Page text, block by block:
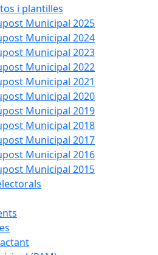
i plantilles
Municipal 2025
Municipal 2024
Municipal 2023
Municipal 2022
Municipal 2021
Municipal 2020
Municipal 2019
Municipal 2018
Municipal 2017
Municipal 2016
Municipal 2015